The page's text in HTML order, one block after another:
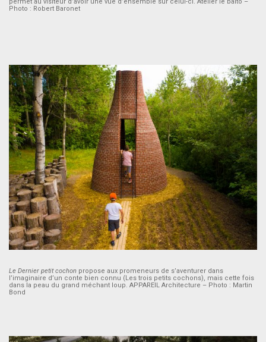
Photo : Robert Baronet
Le Dernier petit cochon propose aux promeneurs de s’aventurer dans
l’imaginaire d’un conte bien connu (Les trois petits cochons), mais cette fois
dans la peau du grand méchant loup. APPAREIL Architecture – Photo : Martin
Bond